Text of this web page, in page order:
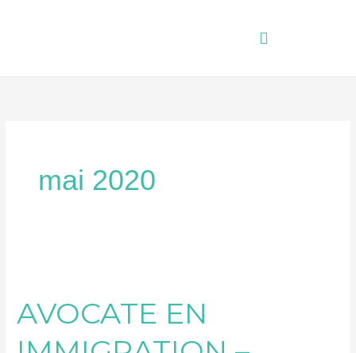
mai 2020
AVOCATE EN
IMMIGRATION
–
ÉDITION